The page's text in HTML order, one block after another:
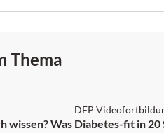
Thema
wissen? Was
DFP
Diabetes-fit in